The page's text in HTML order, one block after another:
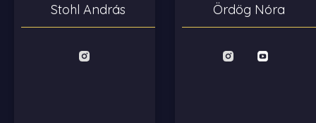
Stohl András Ördög Nóra